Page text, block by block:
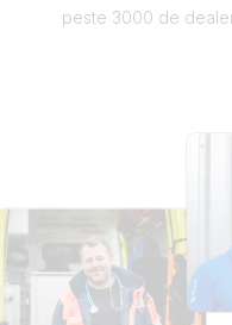
peste 3000 de